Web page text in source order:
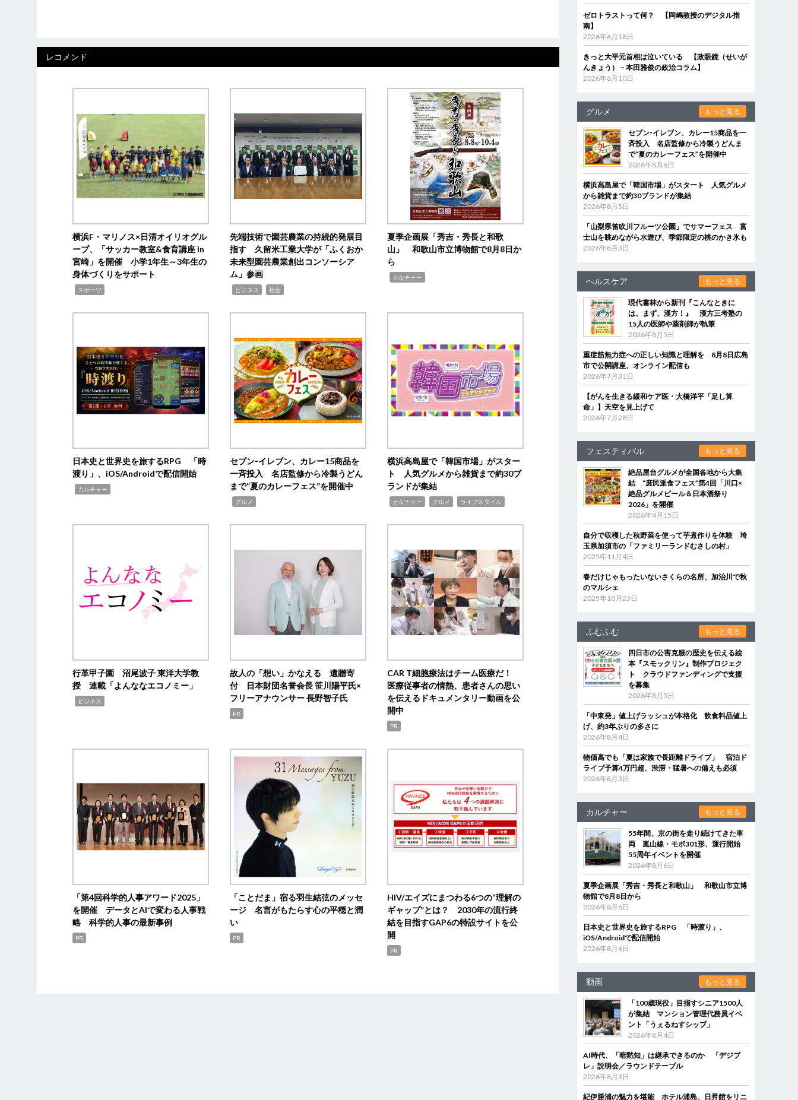
レコメンド
横浜F・マリノス×日清オイリオグル
ープ、「サッカー教室&食育講座 in
宮崎」を開催 小学1年生～3年生の
身体づくりをサポート
スポーツ
先端技術で園芸農業の持続的発展目
指す 久留米工業大学が「ふくおか
未来型園芸農業創出コンソーシア
ム」参画
ビジネス 社会
夏季企画展「秀吉・秀長と和歌
山」 和歌山市立博物館で8月8日か
ら
カルチャー
日本史と世界史を旅するRPG 「時
渡り」、iOS/Androidで配信開始
カルチャー
セブン‐イレブン、カレー15商品を
一斉投入 名店監修から冷製うどん
まで“夏のカレーフェス”を開催中
グルメ
横浜高島屋で「韓国市場」がスター
ト 人気グルメから雑貨まで約30ブ
ランドが集結
カルチャー グルメ ライフスタイル
行革甲子園 沼尾波子 東洋大学教
授 連載「よんななエコノミー」
ビジネス
故人の「想い」かなえる 遺贈寄
付 日本財団名誉会長 笹川陽平氏×
フリーアナウンサー 長野智子氏
PR
CAR T細胞療法はチーム医療だ！
医療従事者の情熱、患者さんの思い
を伝えるドキュメンタリー動画を公
開中
PR
「第4回科学的人事アワード2025」
を開催 データとAIで変わる人事戦
略 科学的人事の最新事例
PR
「ことだま」宿る羽生結弦のメッセ
ージ 名言がもたらす心の平穏と潤
い
PR
HIV/エイズにまつわる6つの“理解の
ギャップ”とは？ 2030年の流行終
結を目指すGAP6の特設サイトを公
開
PR
ゼロトラストって何？ 【岡嶋教授のデジタル指
南】
2026年6月18日
きっと大平元首相は泣いている 【政眼鏡（せいが
んきょう）－本田雅俊の政治コラム】
2026年6月10日
グルメ もっと見る
セブン‐イレブン、カレー15商品を一
斉投入 名店監修から冷製うどんま
で“夏のカレーフェス”を開催中
2026年8月6日
横浜高島屋で「韓国市場」がスタート 人気グルメ
から雑貨まで約30ブランドが集結
2026年8月5日
「山梨県笛吹川フルーツ公園」でサマーフェス 富
士山を眺めながら水遊び、季節限定の桃のかき氷も
2026年8月3日
ヘルスケア もっと見る
現代書林から新刊『こんなときに
は、まず、漢方！』 漢方三考塾の
15人の医師や薬剤師が執筆
2026年8月5日
重症筋無力症への正しい知識と理解を 8月8日広島
市で公開講座、オンライン配信も
2026年7月31日
【がんを生きる緩和ケア医・大橋洋平「足し算
命」】天空を見上げて
2026年7月28日
フェスティバル もっと見る
絶品屋台グルメが全国各地から大集
結 “庶民派食フェス”第4回「川口×
絶品グルメビール＆日本酒祭り
2026」を開催
2026年4月15日
自分で収穫した秋野菜を使って芋煮作りを体験 埼
玉県加須市の「ファミリーランドむさしの村」
2025年11月4日
春だけじゃもったいないさくらの名所、加治川で秋
のマルシェ
2025年10月23日
ふむふむ もっと見る
四日市の公害克服の歴史を伝える絵
本『スモックリン』制作プロジェク
ト クラウドファンディングで支援
を募集
2026年8月5日
「中東発」値上げラッシュが本格化 飲食料品値上
げ、約3年ぶりの多さに
2026年8月4日
物価高でも「夏は家族で長距離ドライブ」 宿泊ド
ライブ予算4万円超、渋滞・猛暑への備えも必須
2026年8月3日
カルチャー もっと見る
55年間、京の街を走り続けてきた車
両 嵐山線・モボ301形、運行開始
55周年イベントを開催
2026年8月6日
夏季企画展「秀吉・秀長と和歌山」 和歌山市立博
物館で8月8日から
2026年8月6日
日本史と世界史を旅するRPG 「時渡り」、
iOS/Androidで配信開始
2026年8月6日
動画 もっと見る
「100歳現役」目指すシニア1500人
が集結 マンション管理代務員イベ
ント「うぇるねすシップ」
2026年8月4日
AI時代、「暗黙知」は継承できるのか 「デジブ
レ」説明会／ラウンドテーブル
2026年8月3日
紀伊勝浦の魅力を堪能 ホテル浦島、日昇館をリニ